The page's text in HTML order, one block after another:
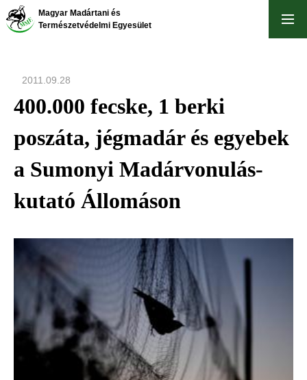
Ugrás
Magyar Madártani és
Természetvédelmi Egyesület
2011.09.28
400.000 fecske, 1 berki
poszáta, jégmadár és egyebek
a Sumonyi Madárvonulás-
kutató Állomáson